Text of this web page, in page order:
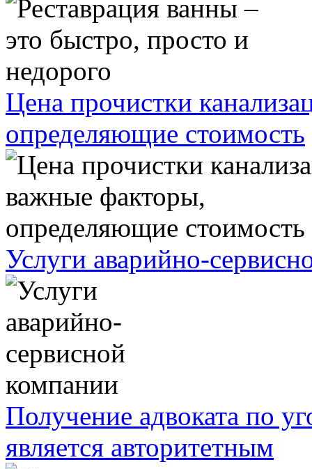
Цена прочистки
определяющие стоимость
Услуги аварийно-
Получение адвоката по
является авторитетным